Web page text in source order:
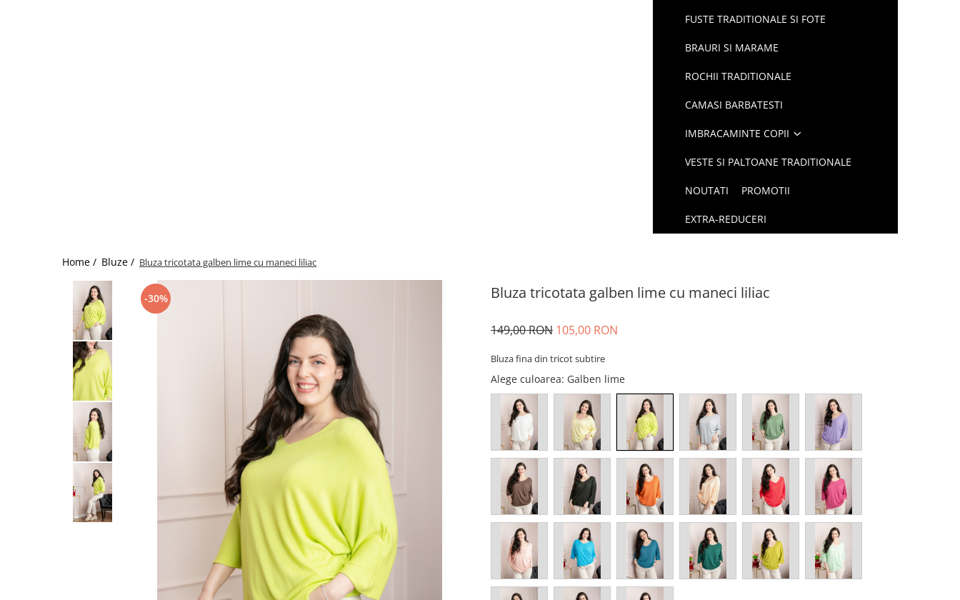
FUSTE TRADITIONALE SI FOTE
BRAURI SI MARAME
ROCHII TRADITIONALE
CAMASI BARBATESTI
IMBRACAMINTE COPII
VESTE SI PALTOANE TRADITIONALE
NOUTATI PROMOTII
EXTRA-REDUCERI
Home / Bluze / Bluza tricotata galben lime cu maneci liliac
Bluza tricotata galben lime cu maneci liliac
-30%
149,00 RON 105,00 RON
Bluza fina din tricot subtire
Alege culoarea: Galben lime